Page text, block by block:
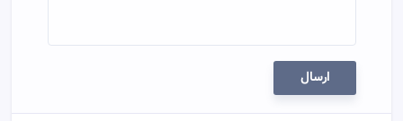
ارسال